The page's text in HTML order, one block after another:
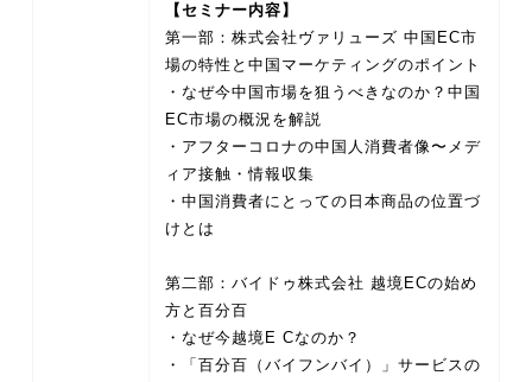
【セミナー内容】
第一部：株式会社ヴァリューズ 中国EC市
場の特性と中国マーケティングのポイント
・なぜ今中国市場を狙うべきなのか？中国
EC市場の概況を解説
・アフターコロナの中国人消費者像〜メデ
ィア接触・情報収集
・中国消費者にとっての日本商品の位置づ
けとは
第二部：バイドゥ株式会社 越境ECの始め
方と百分百
・なぜ今越境E Cなのか？
・「百分百（バイフンバイ）」サービスの